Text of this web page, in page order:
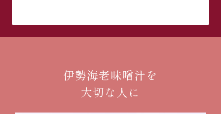
伊勢海老味噌汁を
大切な人に